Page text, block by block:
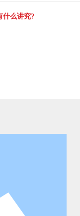
什么讲究?